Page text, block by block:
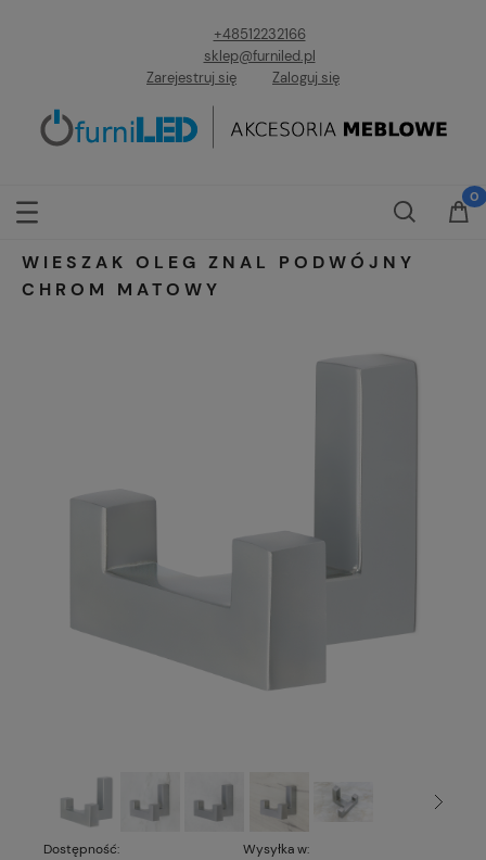
+48512232166
sklep@furniled.pl
Zarejestruj się
Zaloguj się
WIESZAK OLEG ZNAL PODWÓJNY
CHROM MATOWY
Dostępność:
Wysyłka w: